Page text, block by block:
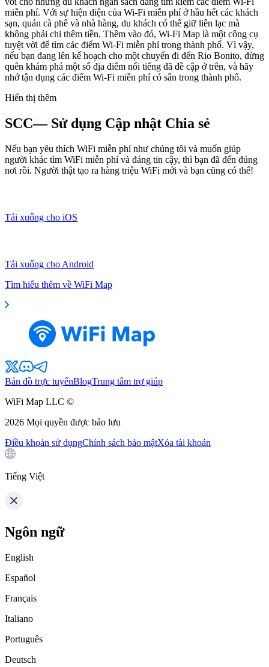
miễn phí. Với sự hiện diện của Wi-Fi miễn phí ở hầu hết các khách
sạn, quán cà phê và nhà hàng, du khách có thể giữ liên lạc mà
không phải chi thêm tiền. Thêm vào đó, Wi-Fi Map là một công cụ
tuyệt vời để tìm các điểm Wi-Fi miễn phí trong thành phố. Vì vậy,
nếu bạn đang lên kế hoạch cho một chuyến đi đến Rio Bonito, đừng
quên khám phá một số địa điểm nổi tiếng đã đề cập ở trên, và hãy
nhớ tận dụng các điểm Wi-Fi miễn phí có sẵn trong thành phố.
Hiển thị thêm
SCC— Sử dụng Cập nhật Chia sẻ
Nếu bạn yêu thích WiFi miễn phí như chúng tôi và muốn giúp
người khác tìm WiFi miễn phí và đáng tin cậy, thì bạn đã đến đúng
nơi rồi. Người thật tạo ra hàng triệu WiFi mới và bạn cũng có thể!
Tải xuống cho iOS
Tải xuống cho Android
Tìm hiểu thêm về WiFi Map
Bản đồ trực tuyếnBlogTrung tâm trợ giúp
WiFi Map LLC ©
2026 Mọi quyền được bảo lưu
Điều khoản sử dụngChính sách bảo mậtXóa tài khoản
Tiếng Việt
Ngôn ngữ
English
Español
Français
Italiano
Português
Deutsch